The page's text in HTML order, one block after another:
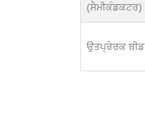
(ਸੈਮੀਕੰਡਕਟਰ)
ਉਤਪ੍ਰੇਰਕ ਬੀਡ